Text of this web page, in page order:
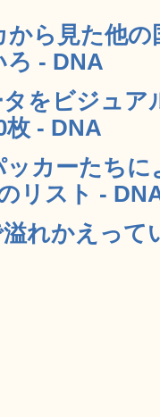
ら見た他
ろ - DNA
をビジュア
枚 - DNA
カーたち
リスト -
れかえっ